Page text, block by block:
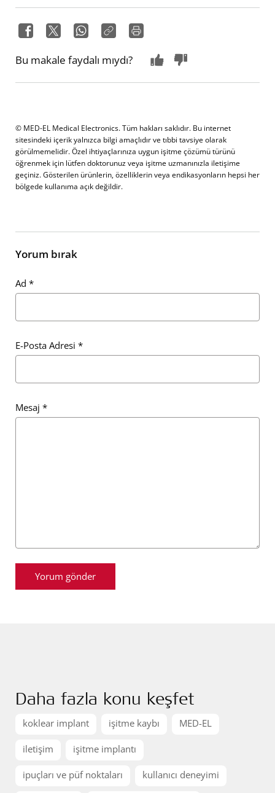
Bu makale faydalı mıydı?
© MED-EL Medical Electronics. Tüm hakları saklıdır. Bu internet
sitesindeki içerik yalnızca bilgi amaçlıdır ve tıbbi tavsiye olarak
görülmemelidir. Özel ihtiyaçlarınıza uygun işitme çözümü türünü
öğrenmek için lütfen doktorunuz veya işitme uzmanınızla iletişime
geçiniz. Gösterilen ürünlerin, özelliklerin veya endikasyonların hepsi her
bölgede kullanıma açık değildir.
Yorum bırak
Ad *
E-Posta Adresi *
Mesaj *
Daha fazla konu keşfet
koklear implant işitme kaybı MED-EL
iletişim işitme implantı
ipuçları ve püf noktaları kullanıcı deneyimi